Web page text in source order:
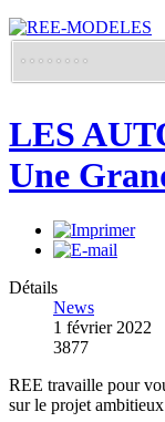
LES
Une
Détails
News
1 février 2022
3877
REE travaille pour
sur le projet